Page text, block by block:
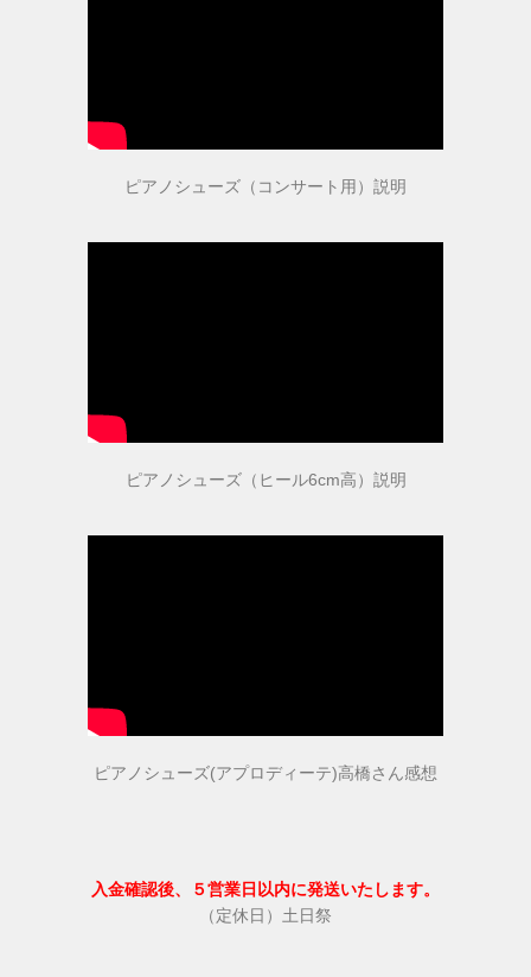
色から選ぶ
ブラック系
ヒールの高さから選ぶ
ヒールの高いピアノシューズ
サイズ表
ピアノシューズ（コンサート用）説明
ピアノシューズ（ヒール6cm高）説明
ピアノシューズ(アプロディーテ)高橋さん感想
入金確認後、５営業日以内に発送いたします。
（定休日）土日祭